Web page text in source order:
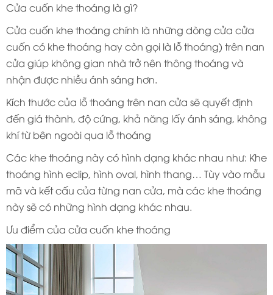
Cửa cuốn khe thoáng là gì?
Cửa cuốn khe thoáng chính là những dòng cửa cửa
cuốn có khe thoáng hay còn gọi là lỗ thoáng) trên nan
cửa giúp không gian nhà trở nên thông thoáng và
nhận được nhiều ánh sáng hơn.
Kích thước của lỗ thoáng trên nan cửa sẽ quyết định
đến giá thành, độ cứng, khả năng lấy ánh sáng, không
khí từ bên ngoài qua lỗ thoáng
Các khe thoáng này có hình dạng khác nhau như: Khe
thoáng hình eclip, hình oval, hình thang… Tùy vào mẫu
mã và kết cấu của từng nan cửa, mà các khe thoáng
này sẽ có những hình dạng khác nhau.
Ưu điểm của cửa cuốn khe thoáng